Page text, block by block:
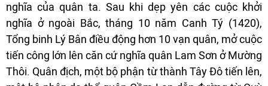
nghĩa của quân ta. Sau khi dẹp yên các cuộc khởi
nghĩa ở ngoài Bắc, tháng 10 năm Canh Tý (1420),
Tổng binh Lý Bân điều động hơn 10 vạn quân, mở cuộc
tiến công lớn lên căn cứ nghĩa quân Lam Sơn ở Mường
Thôi. Quân địch, một bộ phận từ thành Tây Đô tiến lên,